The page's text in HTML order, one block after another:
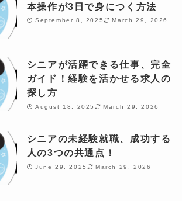
本操作が3日で身につく方法
September 8, 2025 March 29, 2026
シニアが活躍できる仕事、完全
ガイド！経験を活かせる求人の
探し方
August 18, 2025 March 29, 2026
シニアの未経験就職、成功する
人の3つの共通点！
June 29, 2025 March 29, 2026